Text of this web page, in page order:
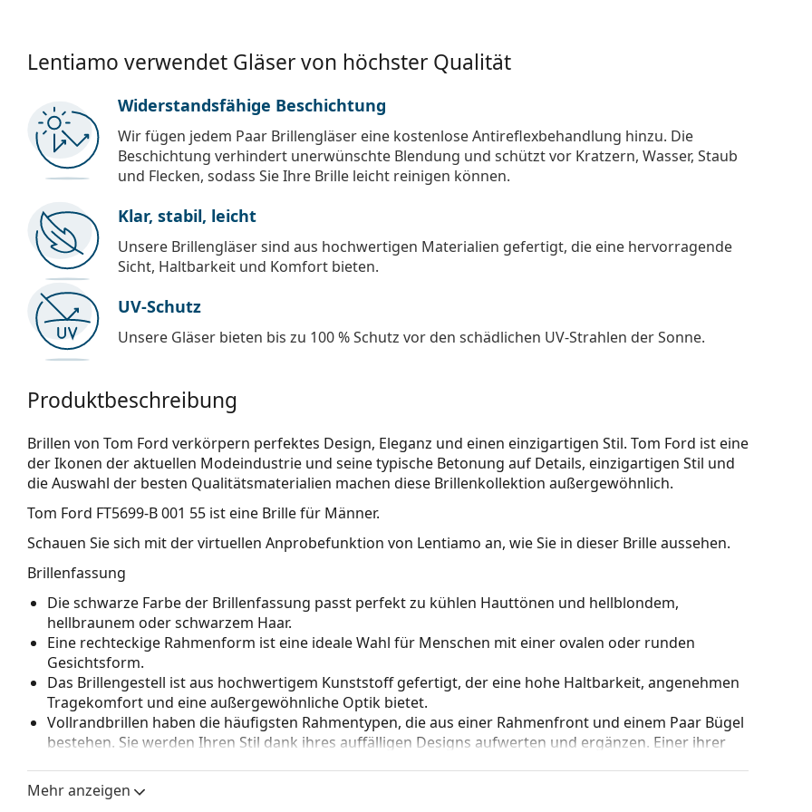
Lentiamo verwendet Gläser von höchster Qualität
Widerstandsfähige Beschichtung
Wir fügen jedem Paar Brillengläser eine kostenlose Antireflexbehandlung hinzu. Die
Beschichtung verhindert unerwünschte Blendung und schützt vor Kratzern, Wasser, Staub
und Flecken, sodass Sie Ihre Brille leicht reinigen können.
Klar, stabil, leicht
Unsere Brillengläser sind aus hochwertigen Materialien gefertigt, die eine hervorragende
Sicht, Haltbarkeit und Komfort bieten.
UV-Schutz
Unsere Gläser bieten bis zu 100 % Schutz vor den schädlichen UV-Strahlen der Sonne.
Produktbeschreibung
Brillen von Tom Ford verkörpern perfektes Design, Eleganz und einen einzigartigen Stil. Tom Ford ist eine
der Ikonen der aktuellen Modeindustrie und seine typische Betonung auf Details, einzigartigen Stil und
die Auswahl der besten Qualitätsmaterialien machen diese Brillenkollektion außergewöhnlich.
Tom Ford FT5699-B 001 55 ist eine Brille für Männer.
Schauen Sie sich mit der virtuellen Anprobefunktion von Lentiamo an, wie Sie in dieser Brille aussehen.
Brillenfassung
Die schwarze Farbe der Brillenfassung passt perfekt zu kühlen Hauttönen und hellblondem,
hellbraunem oder schwarzem Haar.
Eine rechteckige Rahmenform ist eine ideale Wahl für Menschen mit einer ovalen oder runden
Gesichtsform.
Das Brillengestell ist aus hochwertigem Kunststoff gefertigt, der eine hohe Haltbarkeit, angenehmen
Tragekomfort und eine außergewöhnliche Optik bietet.
Vollrandbrillen haben die häufigsten Rahmentypen, die aus einer Rahmenfront und einem Paar Bügel
bestehen. Sie werden Ihren Stil dank ihres auffälligen Designs aufwerten und ergänzen. Einer ihrer
vor allem ihr Schutz vor Beschädigungen. Dieser Rahmentyp ist für alle Gläser geeignet, auch für
Gläser mit höherer optischer Leistung.
Mehr anzeigen